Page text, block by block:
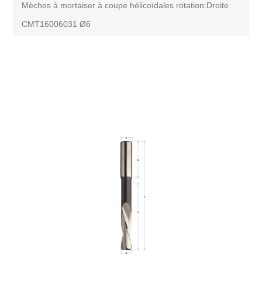
Mèches à mortaiser à coupe hélicoïdales rotation:Droite
CMT16006031 Ø6